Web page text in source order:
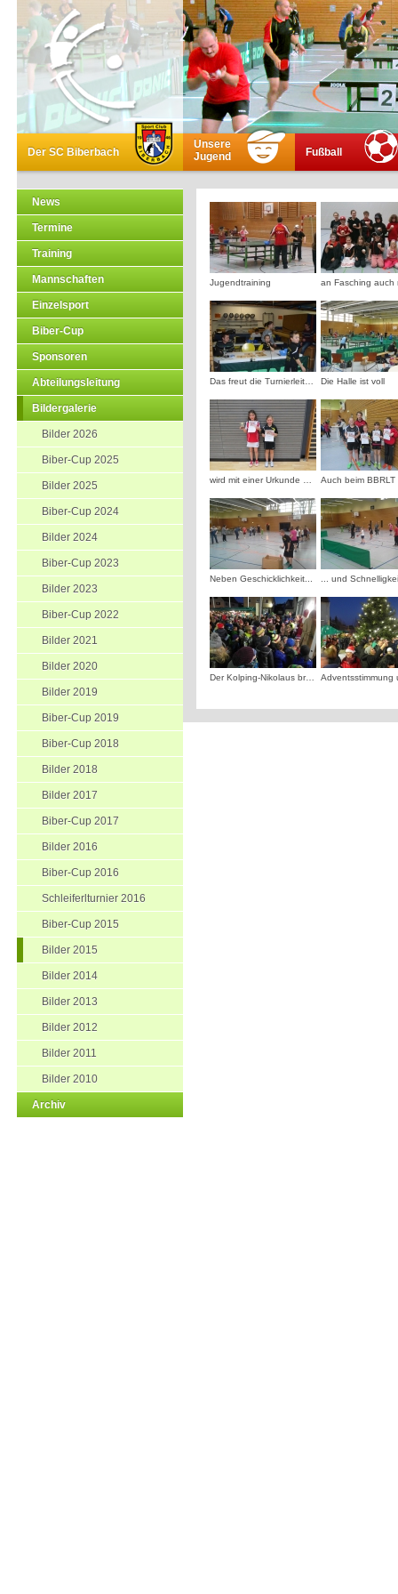
Der SC Biberbach
Unsere
Jugend
Fußball
News
Termine
Training
Mannschaften
Einzelsport
Biber-Cup
Sponsoren
Abteilungsleitung
Bildergalerie
Bilder 2026
Biber-Cup 2025
Bilder 2025
Biber-Cup 2024
Bilder 2024
Biber-Cup 2023
Bilder 2023
Biber-Cup 2022
Bilder 2021
Bilder 2020
Bilder 2019
Biber-Cup 2019
Biber-Cup 2018
Bilder 2018
Bilder 2017
Biber-Cup 2017
Bilder 2016
Biber-Cup 2016
Schleiferlturnier 2016
Biber-Cup 2015
Bilder 2015
Bilder 2014
Bilder 2013
Bilder 2012
Bilder 2011
Bilder 2010
Archiv
Jugendtraining
Die Halle ist voll
Neben Geschicklichkeit... ... und
Der Kolping-Nikolaus brachte Geschenke für die Kinder